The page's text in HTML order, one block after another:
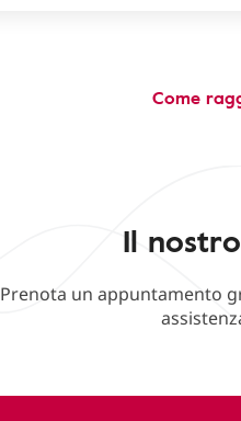
Come
Il
Prenota un appuntamento